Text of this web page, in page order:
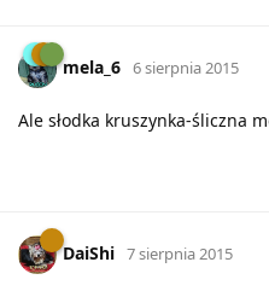
mela_6 6 sierpnia 2015
Ale słodka kruszynka-śliczna
DaiShi 7 sierpnia 2015